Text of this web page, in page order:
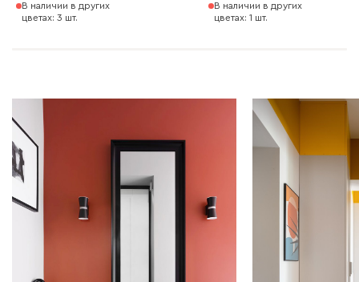
В наличии в других
цветах: 3 шт.
В наличии в других
цветах: 1 шт.